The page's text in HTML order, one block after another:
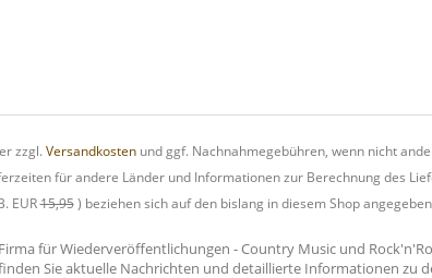
zzgl. Versandkostenund ggf. Nachnahmegebühren, wenn nicht
für andere Länder und Informationen zur Berechnung des
EUR15,95) beziehen sich auf den bislang in diesem Shop
für Wiederveröffentlichungen - Country Music und
Sie aktuelle Nachrichten und detaillierte Informationen zu